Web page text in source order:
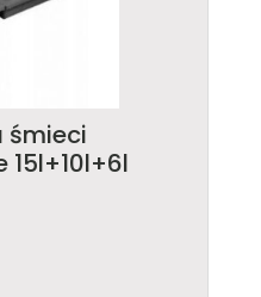
śmieci
15l+10l+6l